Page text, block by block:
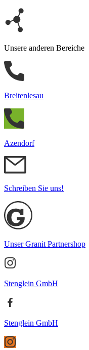
Unsere anderen Bereiche
Breitenlesau
Azendorf
Schreiben Sie uns!
Unser Granit Partnershop
Stenglein GmbH
Stenglein GmbH